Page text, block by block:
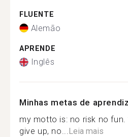
FLUENTE
Alemão
APRENDE
Inglês
Minhas metas de
my motto is: no risk no
give up, no...Leia mais